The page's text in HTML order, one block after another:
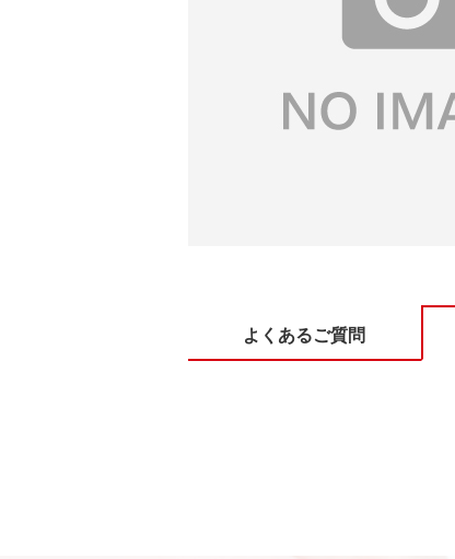
よくあるご質問